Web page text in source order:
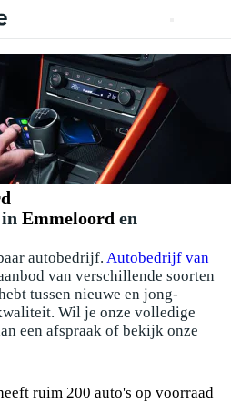
in Emmeloord en
autobedrijf. Autobedrijf van
van verschillende soorten
tussen nieuwe en jong-
Wil je onze volledige
een afspraak of bekijk onze
ruim 200 auto's op voorraad